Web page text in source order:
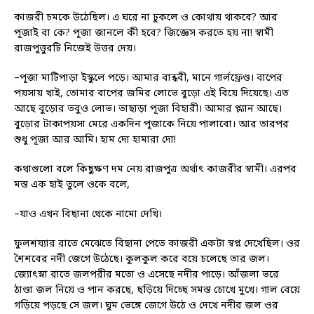
কাজরী চমকে উঠেছিল। এ ঘরে না ঢুকলে ও কোথায় থাকবে? আর
পূজাই বা কে? পূজা জানলে কী হবে? জিজ্ঞেস করতে হয় না! স্বামী
রাজপুত্তুরটি নিজেই উত্তর দেয়।
–পূজা মাটিপাড়া ইস্কুলে পড়ে। আমার বান্ধবী, মানে গার্লফ্রেণ্ড। বাপের
পয়সায় খাই, তোমার বাপের জমির লোভে বুড়ো এই বিয়ে দিয়েছে। এত
আছে বুড়োর তবুও লোভ। তাছাড়া পূজা বিহারী। আমার প্ল্যান আছে।
বুড়োর টাকাপয়সা মেরে একদিন পূজাকে নিয়ে পালাবো। আর তারপর
শুধু পূজা আর আমি। হাম দো হামারা দো!
কথাগুলো বলে কিছুক্ষণ দম নেয় রাজপুত্র অর্থাৎ কাজরীর স্বামী। এরপর
মস্ত এক হাই তুলে ওকে বলে,
–যাও এখন বিছানা থেকে নামো দেখি।
ফুলশয্যার রাতে মেঝেতে বিছানা পেতে কাজরী একটা স্বপ্ন দেখেছিল। ওর
শৈশবের নদী জেগে উঠেছে। কুলকুল করে বয়ে চলেছে তার জল।
জ্যোৎস্না রাতে জলপরীর মতো ও এসেছে নদীর পাড়ে। আঁজলা ভরে
ঠাণ্ডা জল নিয়ে ও পান করছে, ছড়িয়ে দিচ্ছে সমস্ত চোখে মুখে। গাল বেয়ে
গড়িয়ে পড়ছে সে জল। ঘুম ভেঙ্গে জেগে উঠে ও দেখে নদীর জল ওর